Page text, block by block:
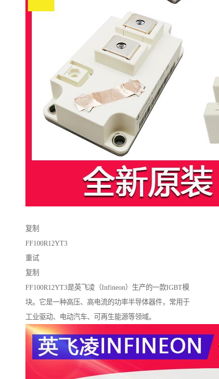
复制
FF100R12YT3
重试
复制
FF100R12YT3是英飞凌（Infineon）生产的一款IGBT模
块。它是一种高压、高电流的功率半导体器件，常用于
工业驱动、电动汽车、可再生能源等领域。